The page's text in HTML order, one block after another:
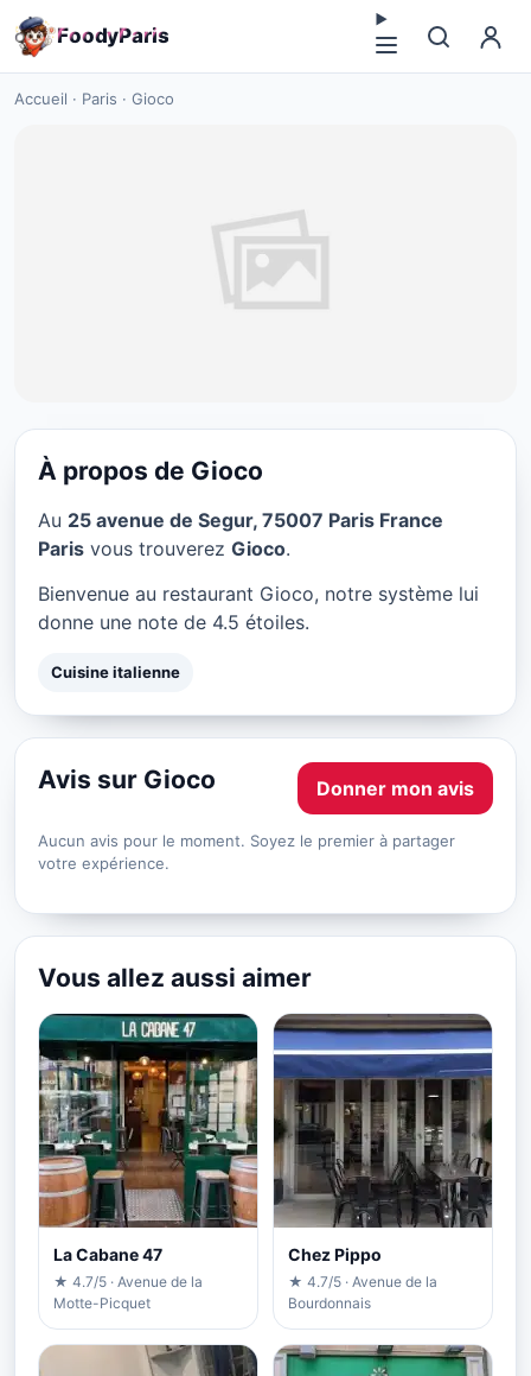
FoodyParis
Accueil · Paris · Gioco
Gioco à Paris
À propos de Gioco
Au 25 avenue de Segur, 75007 Paris France
Paris vous trouverez Gioco.
Bienvenue au restaurant Gioco, notre système lui
donne une note de 4.5 étoiles.
Cuisine italienne
Avis sur Gioco Donner mon avis
Aucun avis pour le moment. Soyez le premier à partager
votre expérience.
Vous allez aussi aimer
La Cabane 47
★ 4.7/5 · Avenue de la
Motte-Picquet
Chez Pippo
★ 4.7/5 · Avenue de la
Bourdonnais